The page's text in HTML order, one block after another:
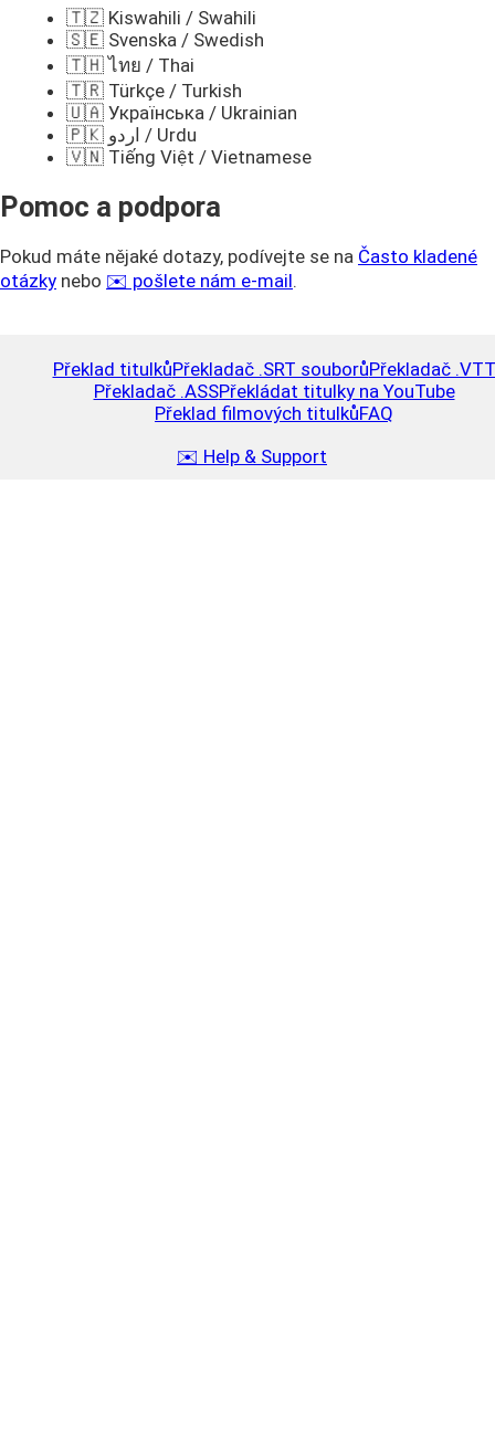
🇹🇿 Kiswahili / Swahili
🇸🇪 Svenska / Swedish
🇹🇭 ไทย / Thai
🇹🇷 Türkçe / Turkish
🇺🇦 Українська / Ukrainian
🇵🇰 اردو / Urdu
🇻🇳 Tiếng Việt / Vietnamese
Pomoc a podpora
Pokud máte nějaké dotazy, podívejte se na Často kladené
otázky nebo ✉️ pošlete nám e-mail.
Překlad titulkůPřekladač .SRT souborůPřekladač .VTT
Překladač .ASSPřekládat titulky na YouTube
Překlad filmových titulkůFAQ
✉️ Help & Support